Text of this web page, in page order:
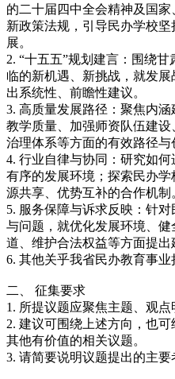
的二十届四中全会精神及国
新政策法规，引导民办学校
展。
2. “十五五”规划建言：围绕
临的新机遇、新挑战，就发
出系统性、前瞻性建议。
3. 高质量发展路径：聚焦内
教学质量、加强师资队伍建
治理体系等方面的有效路径与
4. 行业自律与协同：研究如
有序的发展环境；探索民办
源共享、优势互补的合作机制
5. 服务保障与诉求反映：针
与问题，就优化发展环境、
道、维护合法权益等方面提出
6. 其他关乎我省民办教育事业
二、 征集要求
1. 所提议题应聚焦主题、观点
2. 建议可围绕上述方向，也
其他有价值的相关议题。
3. 请简要说明议题提出的主要